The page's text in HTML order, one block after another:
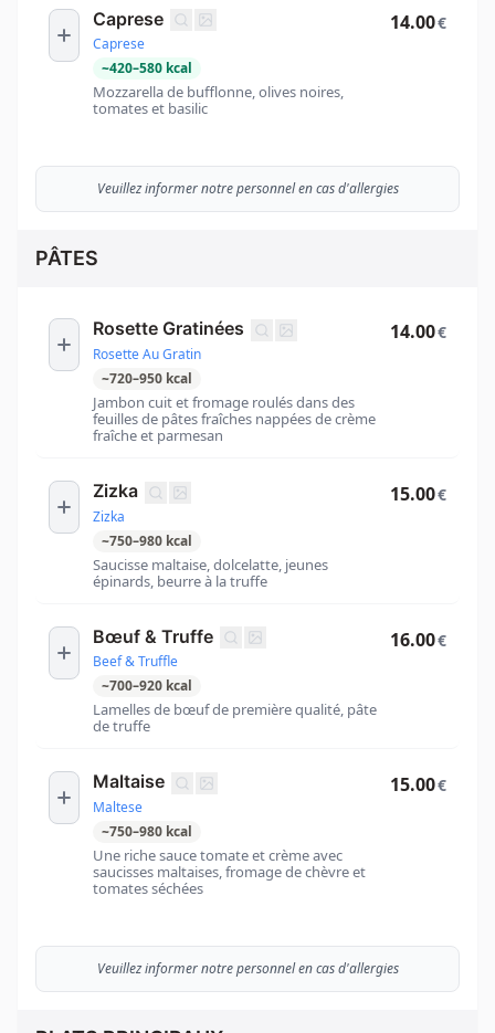
Caprese
Caprese
~420–580 kcal
Mozzarella de bufflonne, olives noires,
tomates et basilic
14.00€
Veuillez informer notre personnel en cas d'allergies
PÂTES
Rosette Gratinées
Rosette Au Gratin
~720–950 kcal
Jambon cuit et fromage roulés dans des
feuilles de pâtes fraîches nappées de crème
fraîche et parmesan
14.00€
Zizka
Zizka
~750–980 kcal
Saucisse maltaise, dolcelatte, jeunes
épinards, beurre à la truffe
15.00€
Bœuf & Truffe
Beef & Truffle
~700–920 kcal
Lamelles de bœuf de première qualité, pâte
de truffe
16.00€
Maltaise
Maltese
~750–980 kcal
Une riche sauce tomate et crème avec
saucisses maltaises, fromage de chèvre et
tomates séchées
15.00€
Veuillez informer notre personnel en cas d'allergies